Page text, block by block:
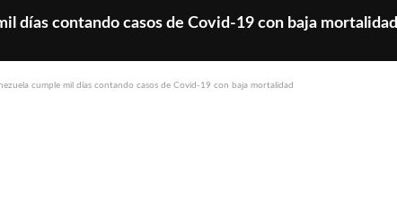
días contando casos de Covid-19 con baja mortalidad